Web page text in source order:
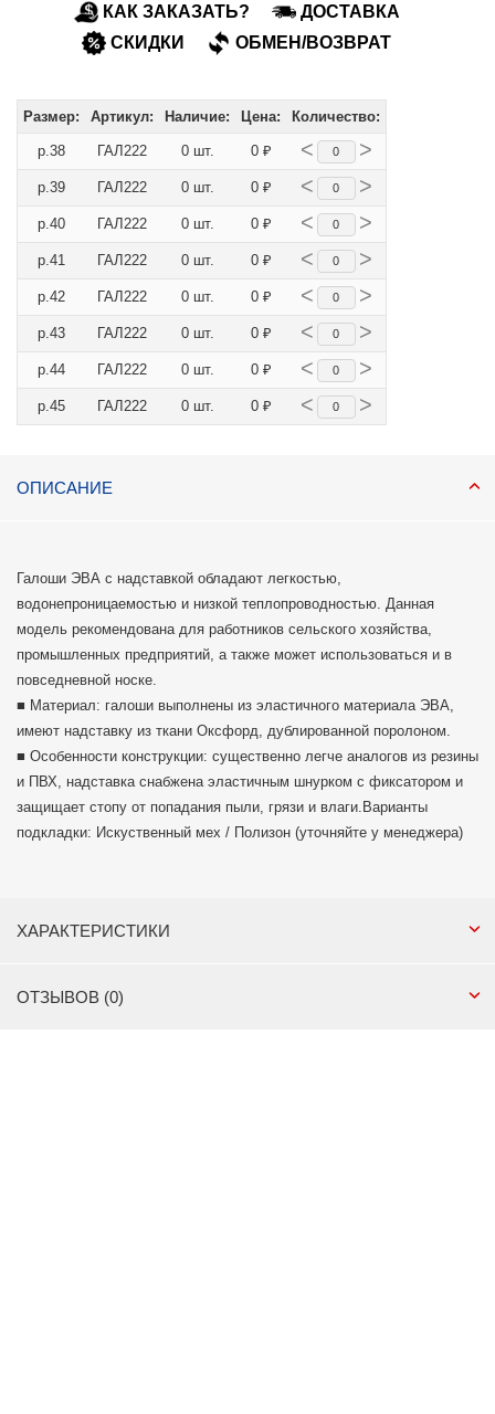
КАК ЗАКАЗАТЬ?
ДОСТАВКА
СКИДКИ
ОБМЕН/ВОЗВРАТ
Размер: Артикул: Наличие: Цена: Количество:
р.38 ГАЛ222 0 шт. 0 ₽ < >
р.39 ГАЛ222 0 шт. 0 ₽ < >
р.40 ГАЛ222 0 шт. 0 ₽ < >
р.41 ГАЛ222 0 шт. 0 ₽ < >
р.42 ГАЛ222 0 шт. 0 ₽ < >
р.43 ГАЛ222 0 шт. 0 ₽ < >
р.44 ГАЛ222 0 шт. 0 ₽ < >
р.45 ГАЛ222 0 шт. 0 ₽ < >
ОПИСАНИЕ
Галоши ЭВА с надставкой обладают легкостью,
водонепроницаемостью и низкой теплопроводностью. Данная
модель рекомендована для работников сельского хозяйства,
промышленных предприятий, а также может использоваться и в
повседневной носке.
■ Материал: галоши выполнены из эластичного материала ЭВА,
имеют надставку из ткани Оксфорд, дублированной поролоном.
■ Особенности конструкции: существенно легче аналогов из резины
и ПВХ, надставка снабжена эластичным шнурком с фиксатором и
защищает стопу от попадания пыли, грязи и влаги.Варианты
подкладки: Искуственный мех / Полизон (уточняйте у менеджера)
ХАРАКТЕРИСТИКИ
ОТЗЫВОВ (0)